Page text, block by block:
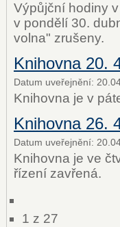
Výpůjční hodiny
v pondělí 30.
volna" zrušeny.
Knihovna 20.
Datum uveřejnění:
Knihovna je v
Knihovna 26.
Datum uveřejnění:
Knihovna je ve
řízení zavřená.
1 z 27